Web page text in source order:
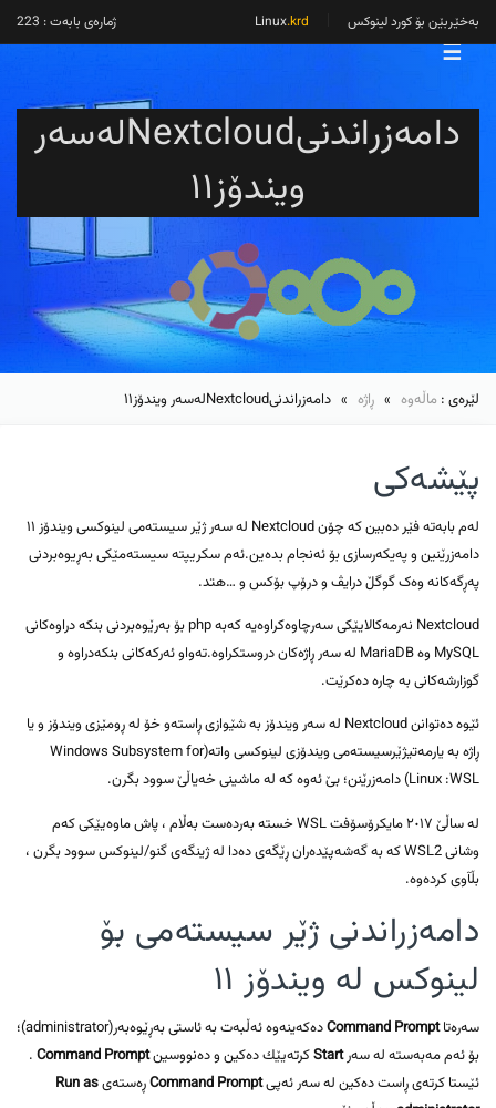
بەخێربێن بۆ کورد لینوکس .krd ژمارەی بابەت : 223
☰
دامەزراندنیNextcloudلەسەر
ویندۆز١١
لێرەی : ماڵەوە » ڕاژە » دامەزراندنیNextcloudلەسەر ویندۆز١١
پێشەکی
لەم بابەتە فێر دەبین کە چۆن Nextcloud لە سەر ژێر سیستەمی لینوکسی ویندۆز ١١
دامەزرێنین و پەیکەرسازی بۆ ئەنجام بدەین.ئەم سکریپتە سیستەمێکی بەڕیوەبردنی
پەڕگەکانە وەک گوگڵ درایڤ و درۆپ بۆکس و …هتد.
Nextcloud نەرمەکالایێکی سەرچاوەکراوەیە کەبە php بۆ بەرێوەبردنی بنکە دراوەکانی
MySQL وە MariaDB لە سەر ڕاژەکان دروستکراوە.تەواو ئەرکەکانی بنکەدراوە و
گوزارشەکانی بە چارە دەکرێت.
ئێوە دەتوانن Nextcloud لە سەر ویندۆز بە شێوازی ڕاستەو خۆ لە ڕومێزی ویندۆز و یا
ڕاژە بە یارمەتیژێرسیستەمی ویندۆزی لینوکسی واتە(Windows Subsystem for
Linux :WSL) دامەزرێنن؛ بێ ئەوە کە لە ماشینی خەیاڵێ سوود بگرن.
لە ساڵێ ٢٠١٧ مایکرۆسۆفت WSL خستە بەردەست بەڵام ، پاش ماوەیێکی کەم
وشانی WSL2 کە بە گەشەپێدەران ڕێگەی دەدا لە ژینگەی گنو/لینوکس سوود بگرن ،
بڵآوی کردەوە.
دامەزراندنی ژێر سیستەمی بۆ
لینوکس لە ویندۆز ١١
سەرەتاCommand Prompt
دەکەینەوە ئەڵبەت بە ئاستی بەڕێوەبەر(administrator)؛
بۆ ئەم مەبەستە لە سەرStartکرتەیێك دەکین و دەنووسینCommand Prompt
.
ئێستا کرتەی ڕاست دەکین لە سەر ئەپیCommand PromptڕەستەیRun as